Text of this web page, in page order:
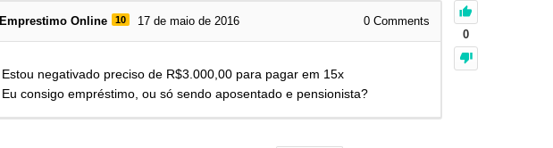
0
Emprestimo Online 10 17 de maio de 2016 0 Comments
Estou negativado preciso de R$3.000,00 para pagar em 15x
Eu consigo empréstimo, ou só sendo aposentado e pensionista?